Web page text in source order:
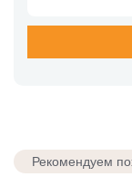
Рекомендуем